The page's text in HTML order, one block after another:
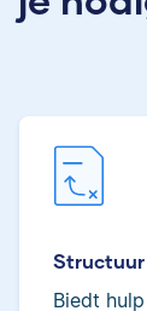
Structuur
Biedt
Erica heeft
tot de top